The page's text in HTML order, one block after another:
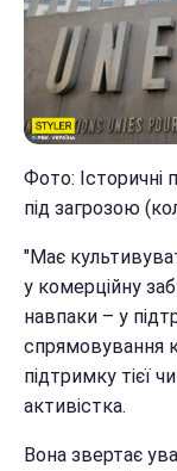
Фото: Історичні
під загрозою
"Має
у комерційну
навпаки – у
спрямовування
підтримку тієї
активістка.
Вона звертає